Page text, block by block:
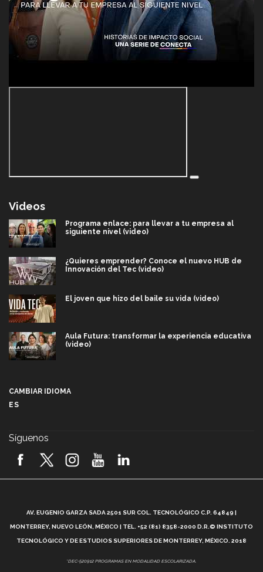
Videos
Programa enlace: para llevar a tu empresa al
siguiente nivel (video)
¿Quieres emprender? Conoce el nuevo HUB de
Innovación del Tec (video)
El joven que hizo del baile su vida (video)
Aula Futura: transformar la experiencia educativa
(video)
2026! (video)
¿Cómo es el Modelo Educativo Tec? (video)
Vida Tec: Feminismo e Inteligencia Artificial, Paola
CAMBIAR IDIOMA
ES
Síguenos
AV. EUGENIO GARZA SADA 2501 SUR COL. TECNOLÓGICO C.P. 64849 |
MONTERREY, NUEVO LEÓN, MÉXICO | TEL. +52 (81) 8358-2000 D.R.© INSTITUTO
TECNOLÓGICO Y DE ESTUDIOS SUPERIORES DE MONTERREY, MÉXICO. 2018
*DEC-520912 PROGRAMAS EN MODALIDAD ESCOLARIZADA.